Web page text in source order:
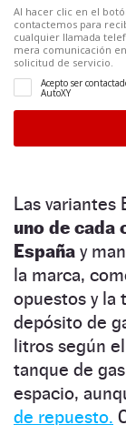
Las variantes
uno de cada
España y
la marca,
opuestos y la
depósito de
litros según
tanque de
espacio,
de repuesto.